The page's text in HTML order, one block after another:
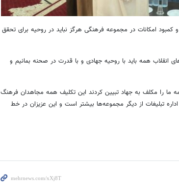
امکانات در مجموعه فرهنگی هرگز نباید در روحیه برای تحقق
انقلاب همه باید با روحیه جهادی و با قدرت در صحنه بمانیم و
ما را مکلف به جهاد تبیین کردند این تکلیف همه مجاهدان فرهنگ
تبلیغات از دیگر مجموعه‌ها بیشتر است و این عزیزان در خط